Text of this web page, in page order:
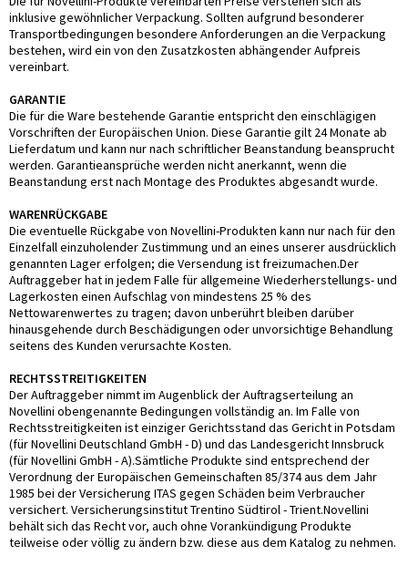
inklusive gewöhnlicher Verpackung. Sollten aufgrund besonderer
Transportbedingungen besondere Anforderungen an die Verpackung
bestehen, wird ein von den Zusatzkosten abhängender Aufpreis
vereinbart.
GARANTIE
Die für die Ware bestehende Garantie entspricht den einschlägigen
Vorschriften der Europäischen Union. Diese Garantie gilt 24 Monate ab
Lieferdatum und kann nur nach schriftlicher Beanstandung beansprucht
werden. Garantieansprüche werden nicht anerkannt, wenn die
Beanstandung erst nach Montage des Produktes abgesandt wurde.
WARENRÜCKGABE
Die eventuelle Rückgabe von Novellini-Produkten kann nur nach für den
Einzelfall einzuholender Zustimmung und an eines unserer ausdrücklich
genannten Lager erfolgen; die Versendung ist freizumachen.Der
Auftraggeber hat in jedem Falle für allgemeine Wiederherstellungs- und
Lagerkosten einen Aufschlag von mindestens 25 % des
Nettowarenwertes zu tragen; davon unberührt bleiben darüber
hinausgehende durch Beschädigungen oder unvorsichtige Behandlung
seitens des Kunden verursachte Kosten.
RECHTSSTREITIGKEITEN
Der Auftraggeber nimmt im Augenblick der Auftragserteilung an
Novellini obengenannte Bedingungen vollständig an. Im Falle von
Rechtsstreitigkeiten ist einziger Gerichtsstand das Gericht in Potsdam
(für Novellini Deutschland GmbH - D) und das Landesgericht Innsbruck
(für Novellini GmbH - A).Sämtliche Produkte sind entsprechend der
Verordnung der Europäischen Gemeinschaften 85/374 aus dem Jahr
1985 bei der Versicherung ITAS gegen Schäden beim Verbraucher
versichert. Versicherungsinstitut Trentino Südtirol - Trient.Novellini
behält sich das Recht vor, auch ohne Vorankündigung Produkte
teilweise oder völlig zu ändern bzw. diese aus dem Katalog zu nehmen.